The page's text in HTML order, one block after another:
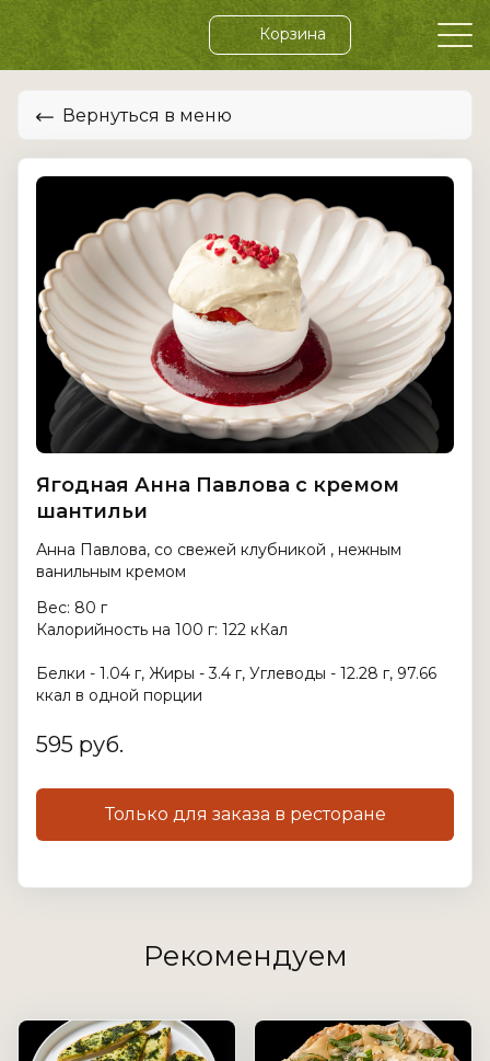
Корзина
Вернуться в меню
Ягодная Анна Павлова с кремом
шантильи
Анна Павлова, со свежей клубникой , нежным
ванильным кремом
Вес: 80 г
Калорийность на 100 г: 122 кКал
Белки - 1.04 г, Жиры - 3.4 г, Углеводы - 12.28 г, 97.66
ккал в одной порции
595 руб.
Только для заказа в ресторане
Рекомендуем